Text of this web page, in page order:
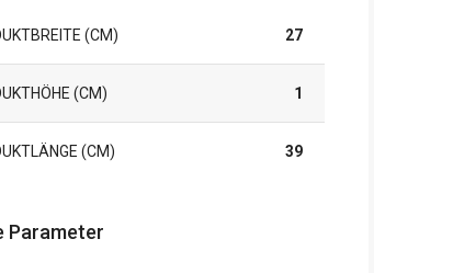
(CM) 27
(CM) 1
(CM) 39
Parameter